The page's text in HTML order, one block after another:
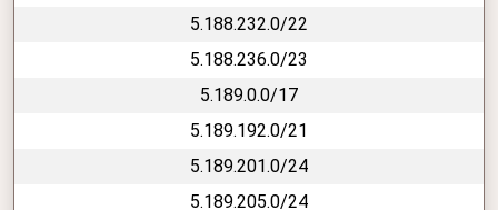
5.188.232.0/22
5.188.236.0/23
5.189.0.0/17
5.189.192.0/21
5.189.201.0/24
5.189.205.0/24